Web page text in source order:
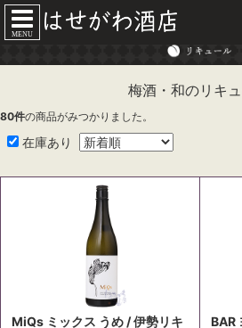
MENU
梅酒・和のリキ
80件の商品がみつかりました。
在庫あり
MiQs ミックス うめ / 伊勢リキ
BAR